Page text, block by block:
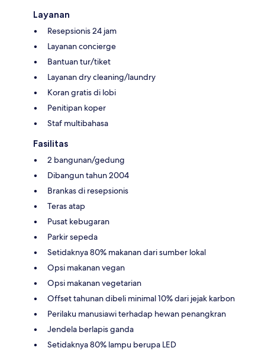
Layanan
Resepsionis 24 jam
Layanan concierge
Bantuan tur/tiket
Layanan dry cleaning/laundry
Koran gratis di lobi
Penitipan koper
Staf multibahasa
Fasilitas
2 bangunan/gedung
Dibangun tahun 2004
Brankas di resepsionis
Teras atap
Pusat kebugaran
Parkir sepeda
Setidaknya 80% makanan dari sumber lokal
Opsi makanan vegan
Opsi makanan vegetarian
Offset tahunan dibeli minimal 10% dari jejak karbon
Perilaku manusiawi terhadap hewan penangkran
Jendela berlapis ganda
Setidaknya 80% lampu berupa LED